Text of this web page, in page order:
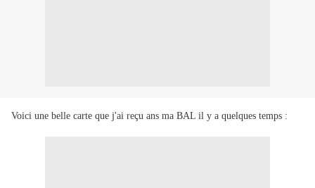
Voici une belle carte que j'ai reçu ans ma BAL il y a quelques temps :